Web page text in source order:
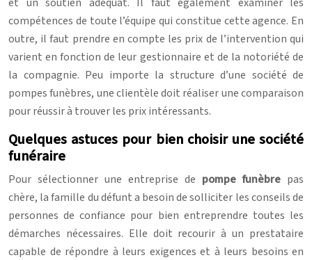
compétences de toute l’équipe qui constitue cette agence. En
outre, il faut prendre en compte les prix de l’intervention qui
varient en fonction de leur gestionnaire et de la notoriété de
la compagnie. Peu importe la structure d’une société de
pompes funèbres, une clientèle doit réaliser une comparaison
pour réussir à trouver les prix intéressants.
Quelques astuces pour bien choisir une société
funéraire
Pour sélectionner une entreprise de pompe funèbre pas
chère, la famille du défunt a besoin de solliciter les conseils de
personnes de confiance pour bien entreprendre toutes les
démarches nécessaires. Elle doit recourir à un prestataire
capable de répondre à leurs exigences et à leurs besoins en